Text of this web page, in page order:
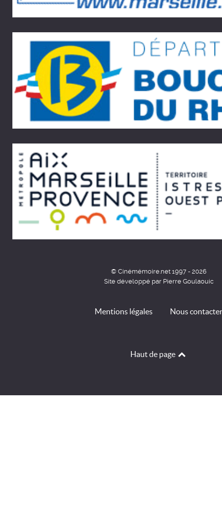
© Cinémémoire.net 1997 - 2026
Site développé par Pierre Goulaouic
Mentions légales Nous contacter
Haut de page